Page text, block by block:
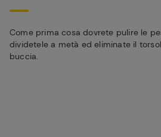
Come prima cosa dovrete pulire le
dividetele a metà ed eliminate il
buccia.